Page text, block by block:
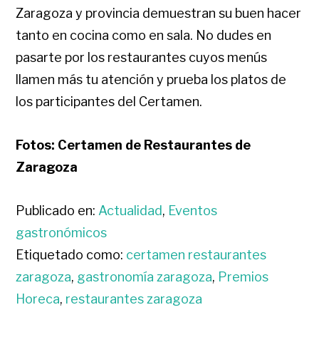
Zaragoza y provincia demuestran su buen hacer
tanto en cocina como en sala. No dudes en
pasarte por los restaurantes cuyos menús
llamen más tu atención y prueba los platos de
los participantes del Certamen.
Fotos: Certamen de Restaurantes de
Zaragoza
Publicado en: Actualidad, Eventos
gastronómicos
Etiquetado como: certamen restaurantes
zaragoza, gastronomía zaragoza, Premios
Horeca, restaurantes zaragoza